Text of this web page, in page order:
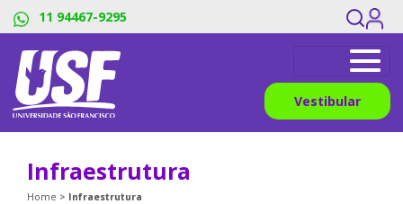
11 94467-9295
Vestibular
Infraestrutura
Home Infraestrutura